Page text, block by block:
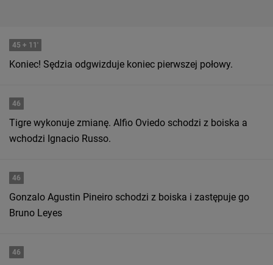
45 + 11'
Koniec! Sędzia odgwizduje koniec pierwszej połowy.
46
Tigre wykonuje zmianę. Alfio Oviedo schodzi z boiska a
wchodzi Ignacio Russo.
46
Gonzalo Agustin Pineiro schodzi z boiska i zastępuje go
Bruno Leyes
46